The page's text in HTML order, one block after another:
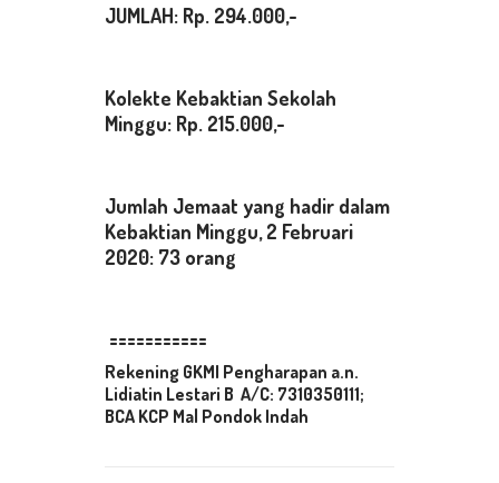
JUMLAH: Rp. 294.000,-
Kolekte Kebaktian Sekolah
Minggu: Rp. 215.000,-
Jumlah Jemaat yang hadir dalam
Kebaktian Minggu, 2 Februari
2020: 73 orang
===========
Rekening GKMI Pengharapan a.n.
Lidiatin Lestari B A/C: 7310350111;
BCA KCP Mal Pondok Indah